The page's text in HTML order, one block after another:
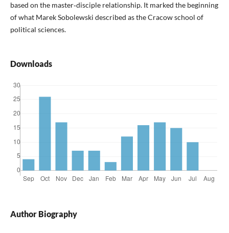
based on the master‑disciple relationship. It marked the beginning
of what Marek Sobolewski described as the Cracow school of
political sciences.
Downloads
Author Biography